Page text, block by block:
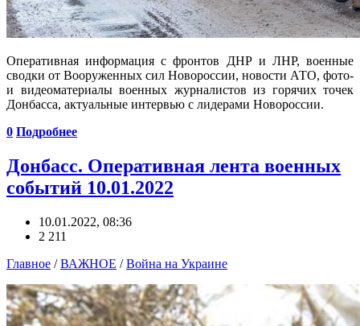
Оперативная информация с фронтов ДНР и ЛНР, военные
сводки от Вооруженных сил Новороссии, новости АТО, фото-
и видеоматериалы военных журналистов из горячих точек
Донбасса, актуальные интервью с лидерами Новороссии.
0 Подробнее
Донбасс. Оперативная лента военных
событий 10.01.2022
10.01.2022, 08:36
2 211
Главное /ВАЖНОЕ /Война на Украине